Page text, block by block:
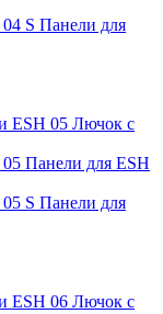
Панели для
Лючок с
Панели для ESH
Панели для
Лючок с